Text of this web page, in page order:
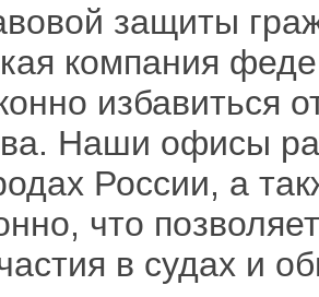
защиты
компания
избавиться
Наши офисы
России, а
что
в судах и